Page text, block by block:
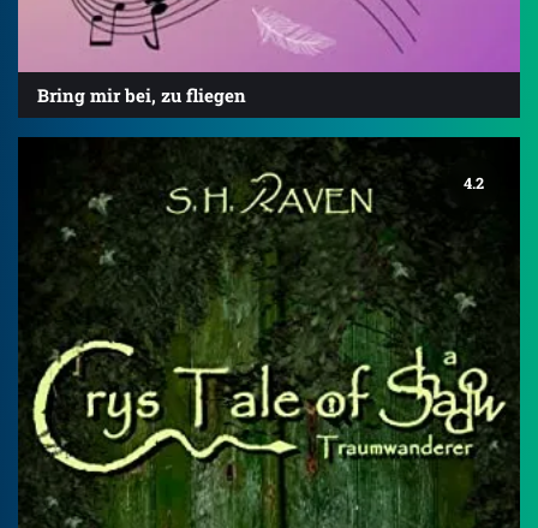
Bring mir bei, zu fliegen
4.2